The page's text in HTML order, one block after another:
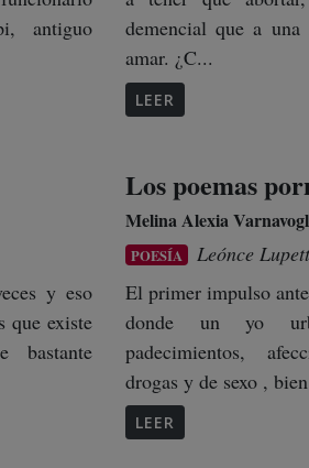
antiguo
demencial que a
amar. ¿C...
LEER
y eso
que existe
Los poemas
Melina Alexia
POESÍA
Leónce
El primer impulso
donde un yo
padecimientos,
drogas y de sexo ,
LEER